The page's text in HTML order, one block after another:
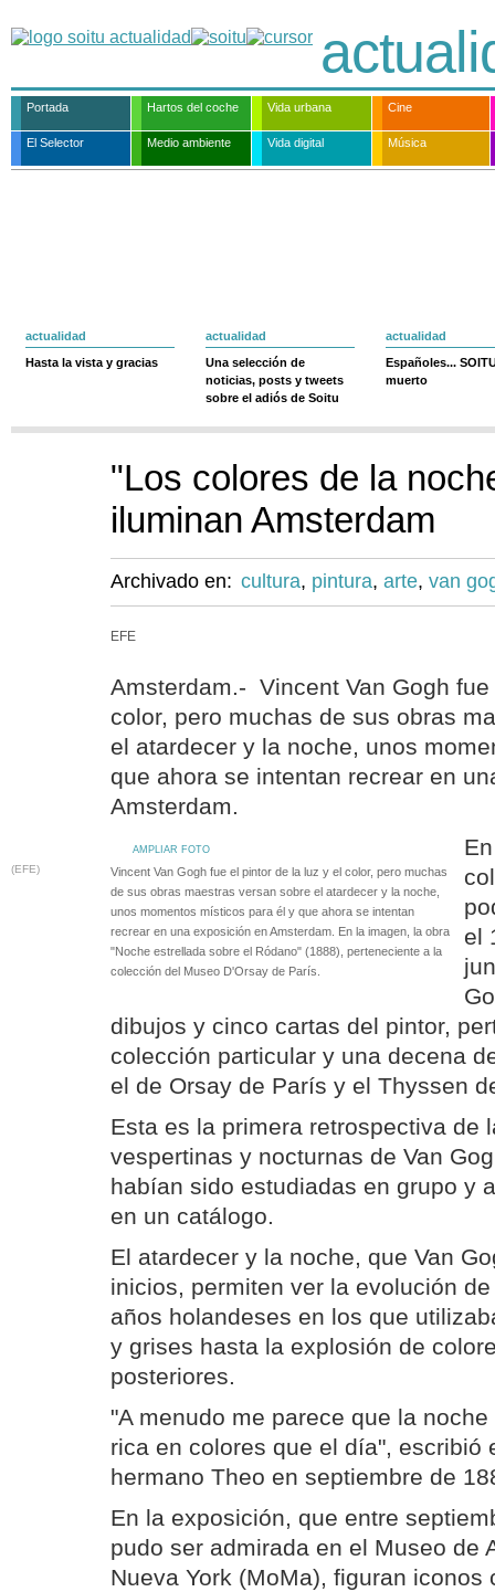
Portada Hartos del coche Vida urbana Cine
El Selector Medio ambiente Vida digital Música
actualidad
Hasta la vista y gracias
actualidad
Una selección de
noticias, posts y tweets
sobre el adiós de Soitu
actualidad
Españoles...
muerto
"Los colores de la
iluminan Amsterdam
Archivado en: cultura, pintura, arte, van
EFE
Amsterdam.- Vincent Van Gogh
color, pero muchas de sus obras
el atardecer y la noche, unos
que ahora se intentan recrear en
Amsterdam.
AMPLIAR FOTO
(EFE)
Vincent Van Gogh fue el pintor de la luz y el color, pero muchas
de sus obras maestras versan sobre el atardecer y la noche,
unos momentos místicos para él y que ahora se intentan
recrear en una exposición en Amsterdam. En la imagen, la obra
"Noche estrellada sobre el Ródano" (1888), perteneciente a la
colección del Museo D'Orsay de París.
el
dibujos y cinco cartas del pintor,
colección particular y una decena
el de Orsay de París y el Thyssen
Esta es la primera retrospectiva de
vespertinas y nocturnas de Van
habían sido estudiadas en grupo y
en un catálogo.
El atardecer y la noche, que Van
inicios, permiten ver la evolución
años holandeses en los que
y grises hasta la explosión de
posteriores.
"A menudo me parece que la
rica en colores que el día", escribió
hermano Theo en septiembre de
En la exposición, que entre
pudo ser admirada en el Museo de
Nueva York (MoMa), figuran iconos